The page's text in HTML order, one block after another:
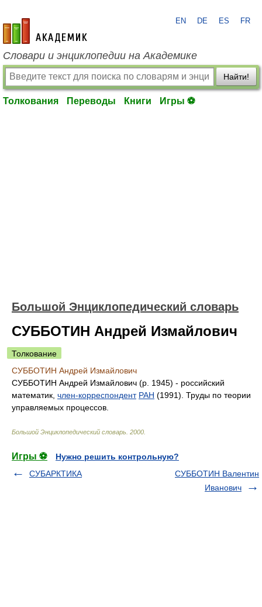
academic.ru
EN DE ES FR
Словари и энциклопедии на Академике
Найти!
Толкования Переводы Книги Игры ⚽
Большой Энциклопедический словарь
СУББОТИН Андрей Измайлович
Толкование
СУББОТИН Андрей Измайлович
СУББОТИН Андрей Измайлович (р. 1945) - российский
математик, член-корреспондент РАН (1991). Труды по теории
управляемых процессов.
Большой Энциклопедический словарь 2000
Игры ⚽
Нужно решить контрольную?
СУБАРКТИКА
СУББОТИН Валентин
Иванович